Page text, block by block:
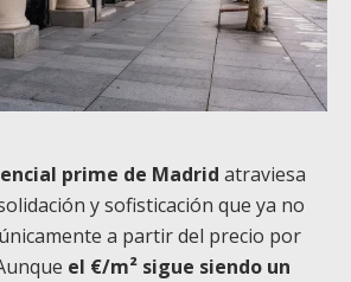
prime de Madrid atraviesa
y sofisticación que ya no
a partir del precio por
el €/m² sigue siendo un